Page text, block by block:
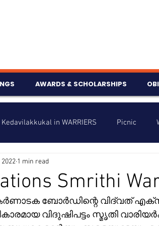
AWARDS & SCHOLARSHIPS
Kedavilakkukal in WARRIERS Picnic
Info
Smrithi
1 min read
ബോർഡിന്റെ വിദ്വത്
വിദുഷിപട്ടം സ്മൃതി